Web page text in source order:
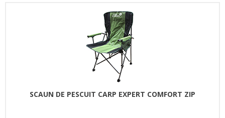
SCAUN DE PESCUIT CARP EXPERT COMFORT ZIP